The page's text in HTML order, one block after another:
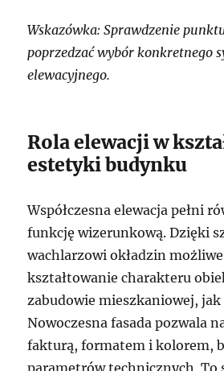
Wskazówka: Sprawdzenie
poprzedzać wybór konkretnego
elewacyjnego.
Rola elewacji w
estetyki budynku
Współczesna elewacja pełni
funkcję wizerunkową. Dzięki
wachlarzowi okładzin
kształtowanie charakteru
zabudowie mieszkaniowej,
Nowoczesna fasada pozwala
fakturą, formatem i kolorem,